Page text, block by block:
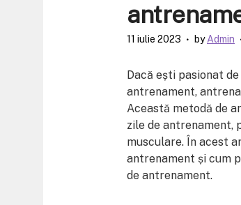
11 iulie 2023 byAdmin
Dacă ești pasionat
antrenament,
Această metodă de
zile de antrenament,
musculare. În acest
antrenament și cum
de antrenament.